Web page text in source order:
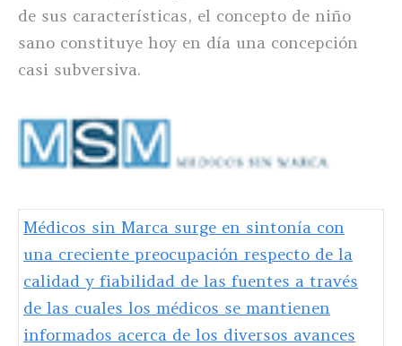
de sus características, el concepto de niño
sano constituye hoy en día una concepción
casi subversiva.
Médicos sin Marca surge en sintonía con
una creciente preocupación respecto de la
calidad y fiabilidad de las fuentes a través
de las cuales los médicos se mantienen
informados acerca de los diversos avances